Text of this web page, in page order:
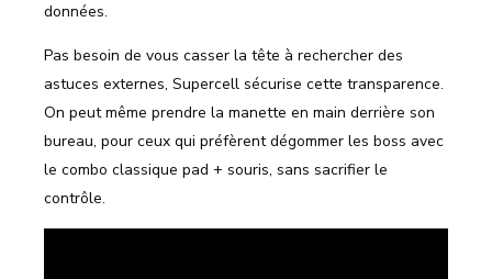
données.
Pas besoin de vous casser la tête à rechercher des
astuces externes, Supercell sécurise cette transparence.
On peut même prendre la manette en main derrière son
bureau, pour ceux qui préfèrent dégommer les boss avec
le combo classique pad + souris, sans sacrifier le
contrôle.